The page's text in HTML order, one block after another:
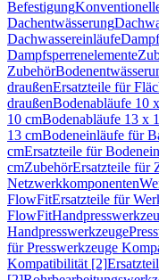
Befestigung
Dachentwässerung
Dachwassereinläufe
Dampfsperrenelemente
Zubehör
draußenErsatzteile für
draußenBodenabläufe 10
10 cmBodenabläufe 13 x
13 cmBodeneinläufe für
cmErsatzteile für
cmZubehörErsatzteile für
Netzwerkkomponenten
FlowFitErsatzteile für
FlowFit
Handpresswerkzeuge
für Presswerkzeuge
Kompatibilität [2]